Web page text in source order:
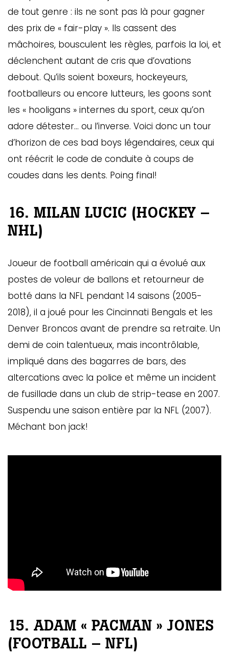
de tout genre : ils ne sont pas là pour gagner
des prix de « fair-play ». Ils cassent des
mâchoires, bousculent les règles, parfois la loi, et
déclenchent autant de cris que d’ovations
debout. Qu’ils soient boxeurs, hockeyeurs,
footballeurs ou encore lutteurs, les goons sont
les « hooligans » internes du sport, ceux qu’on
adore détester… ou l’inverse. Voici donc un tour
d’horizon de ces bad boys légendaires, ceux qui
ont réécrit le code de conduite à coups de
coudes dans les dents. Poing final!
16. MILAN LUCIC (HOCKEY –
NHL)
Joueur de football américain qui a évolué aux
postes de voleur de ballons et retourneur de
botté dans la NFL pendant 14 saisons (2005-
2018), il a joué pour les Cincinnati Bengals et les
Denver Broncos avant de prendre sa retraite. Un
demi de coin talentueux, mais incontrôlable,
impliqué dans des bagarres de bars, des
altercations avec la police et même un incident
de fusillade dans un club de strip-tease en 2007.
Suspendu une saison entière par la NFL (2007).
Méchant bon jack!
15. ADAM « PACMAN » JONES
(FOOTBALL – NFL)